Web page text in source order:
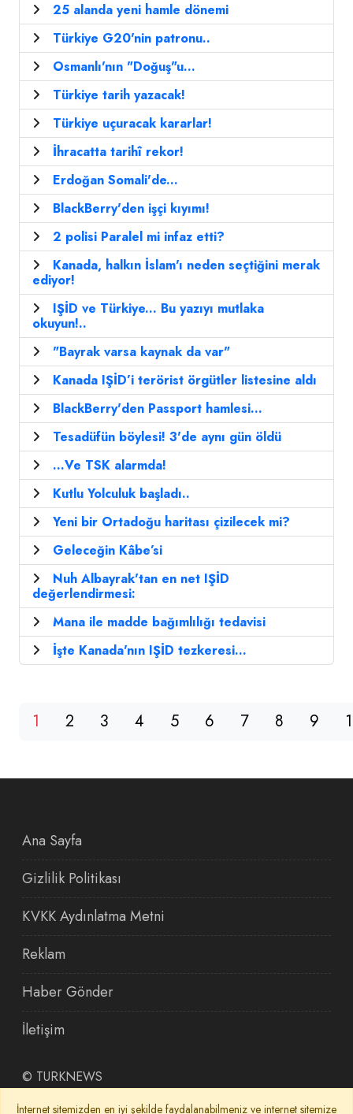
25 alanda yeni hamle dönemi
Türkiye G20'nin patronu..
Osmanlı'nın "Doğuş"u...
Türkiye tarih yazacak!
Türkiye uçuracak kararlar!
İhracatta tarihî rekor!
Erdoğan Somali'de...
BlackBerry'den işçi kıyımı!
2 polisi Paralel mi infaz etti?
Kanada, halkın İslam'ı neden seçtiğini merak
ediyor!
IŞİD ve Türkiye... Bu yazıyı mutlaka
okuyun!..
"Bayrak varsa kaynak da var"
Kanada IŞİD’i terörist örgütler listesine aldı
BlackBerry'den Passport hamlesi...
Tesadüfün böylesi! 3'de aynı gün öldü
...Ve TSK alarmda!
Kutlu Yolculuk başladı..
Yeni bir Ortadoğu haritası çizilecek mi?
Geleceğin Kâbe’si
Nuh Albayrak'tan en net IŞİD
değerlendirmesi:
Mana ile madde bağımlılığı tedavisi
İşte Kanada'nın IŞİD tezkeresi...
1 2 3 4 5 6 7 8 9
Ana Sayfa
Gizlilik Politikası
KVKK Aydınlatma Metni
Reklam
Haber Gönder
İletişim
© TURKNEWS
İnternet sitemizden en iyi şekilde faydalanabilmeniz ve internet sitemize